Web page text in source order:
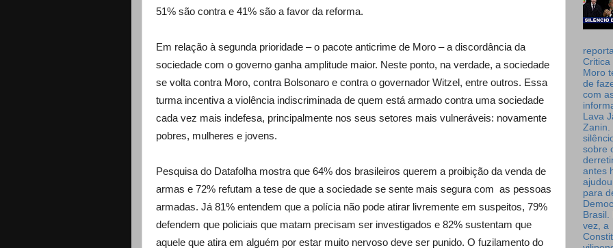
51% são contra e 41% são a favor da reforma.
Em relação à segunda prioridade – o pacote anticrime de Moro – a discordância da
sociedade com o governo ganha amplitude maior. Neste ponto, na verdade, a sociedade
se volta contra Moro, contra Bolsonaro e contra o governador Witzel, entre outros. Essa
turma incentiva a violência indiscriminada de quem está armado contra uma sociedade
cada vez mais indefesa, principalmente nos seus setores mais vulneráveis: novamente
pobres, mulheres e jovens.
Pesquisa do Datafolha mostra que 64% dos brasileiros querem a proibição da venda de
armas e 72% refutam a tese de que a sociedade se sente mais segura com as pessoas
armadas. Já 81% entendem que a polícia não pode atirar livremente em suspeitos, 79%
defendem que policiais que matam precisam ser investigados e 82% sustentam que
aquele que atira em alguém por estar muito nervoso deve ser punido. O fuzilamento do
Critica
Moro
de
com
Lava
Zanin.
sobre
antes
para
Brasil.
vez, a